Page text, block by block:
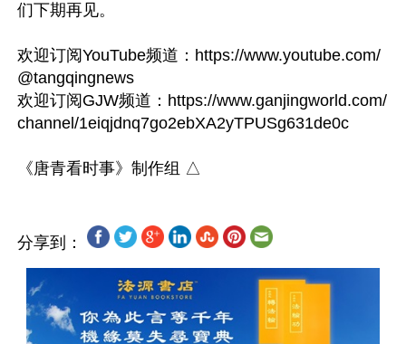
们下期再见。
欢迎订阅YouTube频道：https://www.youtube.com/
@tangqingnews
欢迎订阅GJW频道：https://www.ganjingworld.com/
channel/1eiqjdnq7go2ebXA2yTPUSg631de0c
分享到：